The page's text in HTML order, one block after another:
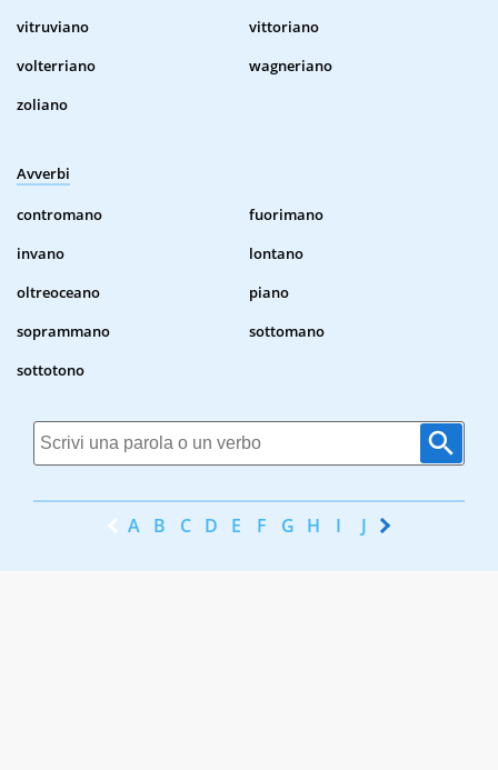
vitruviano
vittoriano
volterriano
wagneriano
zoliano
Avverbi
contromano
fuorimano
invano
lontano
oltreoceano
piano
soprammano
sottomano
sottotono
A B C D E F G H I J K